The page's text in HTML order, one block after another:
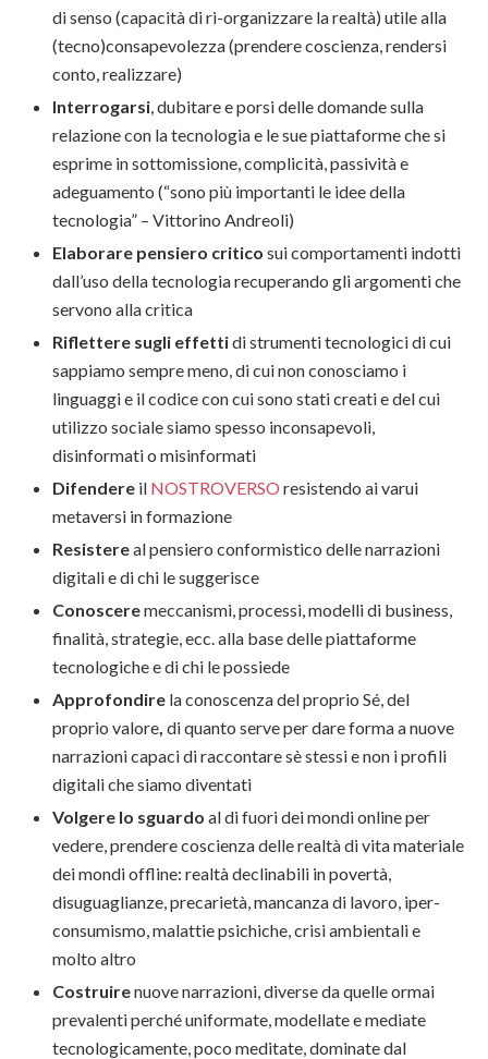
di senso (capacità di ri-organizzare la realtà) utile alla
(tecno)consapevolezza(prendere coscienza, rendersi
conto, realizzare)
Interrogarsi , dubitare e porsi delle domande sulla
relazione con la tecnologia e le sue piattaforme che si
esprime in sottomissione, complicità, passività e
adeguamento (“sono più importanti le idee della
tecnologia” – Vittorino Andreoli)
Elaborare pensiero critico sui comportamenti indotti
dall’uso della tecnologia recuperando gli argomenti che
servono alla critica
Riflettere sugli effettidi strumenti tecnologici di cui
sappiamo sempre meno, di cui non conosciamo i
linguaggi e il codice con cui sono stati creati e del cui
utilizzo sociale siamo spesso inconsapevoli,
disinformati o misinformati
Difendere il NOSTROVERSO resistendo ai varui
metaversi in formazione
Resistereal pensiero conformistico delle narrazioni
digitali e di chi le suggerisce
Conosceremeccanismi, processi, modelli di business,
finalità, strategie, ecc. alla base delle piattaforme
tecnologichee di chi le possiede
Approfondire la conoscenza del proprio Sé, del
proprio valore di quanto serve per dare forma a nuove
narrazioni capaci di raccontare sè stessi e non i profili
digitali che siamo diventati
Volgere lo sguardo al di fuori dei mondi online per
vedere, prendere coscienza delle realtà di vita materiale
dei mondi offline: realtà declinabili in povertà,
disuguaglianze, precarietà, mancanza di lavoro, iper-
consumismo, malattie psichiche, crisi ambientali e
molto altro
Costruirenuove narrazioni, diverse da quelle ormai
prevalenti perché uniformate, modellate e mediate
tecnologicamente, poco meditate, dominate dal